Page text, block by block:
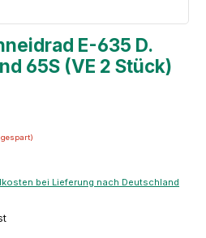
E-635 D.
65S (VE 2 Stück)
gespart)
bei Lieferung nach Deutschland